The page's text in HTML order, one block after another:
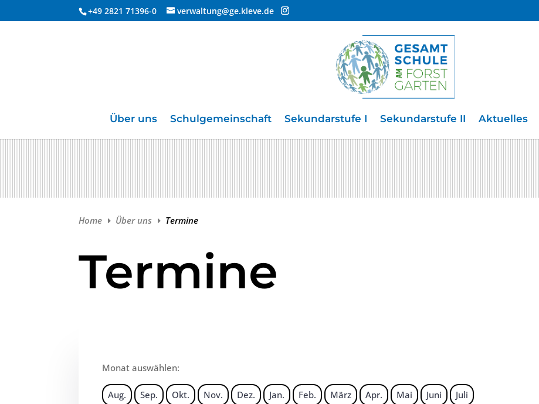
+49 2821 71396-0 verwaltung@ge.kleve.de
Über uns Schulgemeinschaft Sekundarstufe I Sekundarstufe II Aktuelles
Home E Über uns E Termine
Termine
Monat auswählen:
Aug. Sep. Okt. Nov. Dez. Jan. Feb. März Apr. Mai Juni Juli